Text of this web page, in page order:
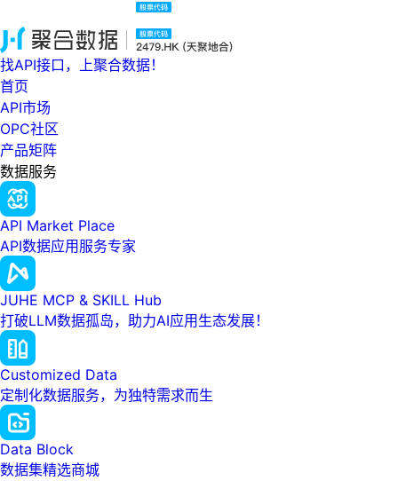
找API接口，上聚合数据！
首页
API市场
OPC社区
产品矩阵
数据服务
API Market Place
API数据应用服务专家
JUHE MCP & SKILL Hub
打破LLM数据孤岛，助力AI应用生态发展！
Customized Data
定制化数据服务，为独特需求而生
Data Block
数据集精选商城